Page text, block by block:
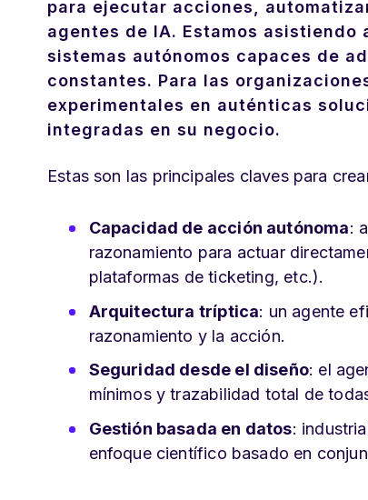
para ejecutar acciones,
agentes de IA. Estamos
sistemas autónomos capaces de
constantes. Para las
experimentales en auténticas
integradas en su negocio.
Estas son las principales claves para
Capacidad de acción autónoma:
razonamiento para actuar
plataformas de ticketing, etc.).
Arquitectura tríptica: un agente
razonamiento y la acción.
Seguridad desde el diseño: el
mínimos y trazabilidad total de
Gestión basada en datos:
enfoque científico basado en